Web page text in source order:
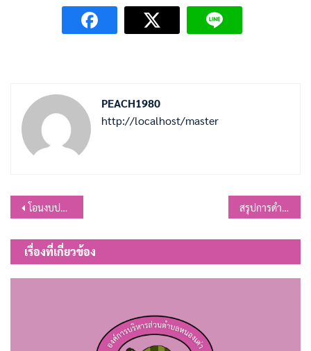
PEACH1980
http://localhost/master
แนะแนว
เรื่อง
โอนงบประมาณรายรายจ่ายประจำปีงบประมาณ พ.ศ.2569 ครั้งที่18 สรุปการดำเนินการจัดซื้อจัดจ้าง ประจำเดือน สิงหาคม 2568
เรื่องที่เกี่ยวข้อง